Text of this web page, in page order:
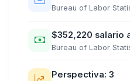
Bureau of Labor
$352,220 salario
Bureau of Labor
Perspectiva: 3